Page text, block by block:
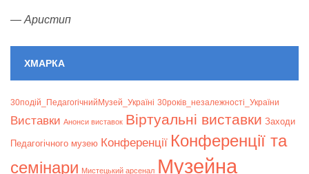
— Аристип
ХМАРКА
30подій_ПедагогічнийМузей_Україні 30років_незалежності_України
Bиставки Анонси виставок Віртуальні виставки Заходи
Педагогічного музею Конференції Конференції та
семінари Мистецький арсенал Музейна